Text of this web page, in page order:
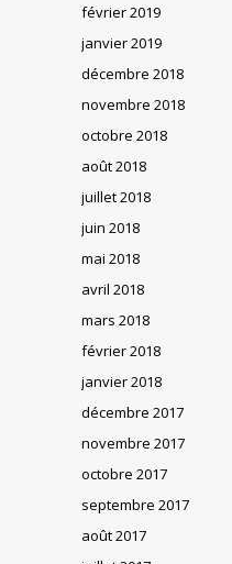
février 2019
janvier 2019
décembre 2018
novembre 2018
octobre 2018
août 2018
juillet 2018
juin 2018
mai 2018
avril 2018
mars 2018
février 2018
janvier 2018
décembre 2017
novembre 2017
octobre 2017
septembre 2017
août 2017